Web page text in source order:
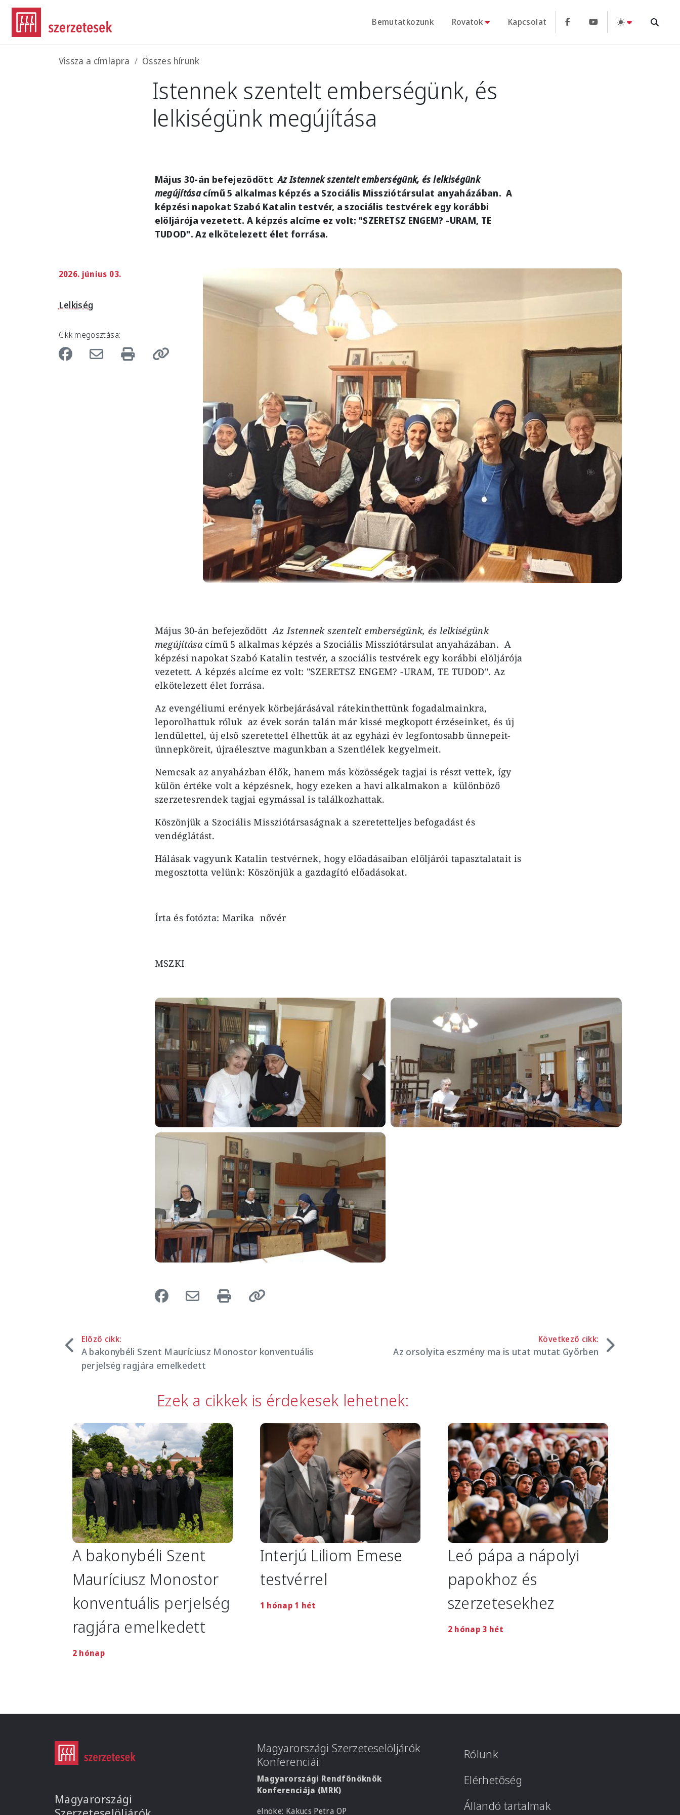
Ugrás a tartalomra
Bemutatkozunk Rovatok Kapcsolat
Morzsa
Vissza a címlapra Összes hírünk
Istennek szentelt emberségünk, és
lelkiségünk megújítása
Május 30-án befejeződött Az Istennek szentelt emberségünk, és lelkiségünk
megújításacímű 5 alkalmas képzés a Szociális Missziótársulat anyaházában. A
képzési napokat Szabó Katalin testvér, a szociális testvérek egy korábbi
elöljárója vezetett. A képzés alcíme ez volt: "SZERETSZ ENGEM? -URAM, TE
TUDOD". Az elkötelezett élet forrása.
2026. június 03.
Lelkiség
Cikk megosztása:
Image
Május 30-án befejeződött Az Istennek szentelt emberségünk, és lelkiségünk
megújítása című 5 alkalmas képzés a Szociális Missziótársulat anyaházában. A
képzési napokat Szabó Katalin testvér, a szociális testvérek egy korábbi elöljárója
vezetett. A képzés alcíme ez volt: "SZERETSZ ENGEM? -URAM, TE TUDOD". Az
elkötelezett élet forrása.
Az evengéliumi erények körbejárásával rátekinthettünk fogadalmainkra,
leporolhattuk róluk az évek során talán már kissé megkopott érzéseinket, és új
lendülettel, új első szeretettel élhettük át az egyházi év legfontosabb ünnepeit-
ünnepköreit, újraélesztve magunkban a Szentlélek kegyelmeit.
Nemcsak az anyaházban élők, hanem más közösségek tagjai is részt vettek, így
külön értéke volt a képzésnek, hogy ezeken a havi alkalmakon a különböző
szerzetesrendek tagjai egymással is találkozhattak.
Köszönjük a Szociális Missziótársaságnak a szeretetteljes befogadást és
vendéglátást.
Hálásak vagyunk Katalin testvérnek, hogy előadásaiban elöljárói tapasztalatait is
megosztotta velünk: Köszönjük a gazdagító előadásokat.
Írta és fotózta: Marika nővér
MSZKI
Image Image
Image
Előző cikk:
A bakonybéli Szent Mauríciusz Monostor konventuális
perjelség ragjára emelkedett
Következő cikk:
Az orsolyita eszmény ma is utat mutat Győrben
Ezek a cikkek is érdekesek lehetnek:
Image
A bakonybéli Szent
Mauríciusz Monostor
konventuális perjelség
ragjára emelkedett
2 hónap
Image
Interjú Liliom Emese
testvérrel
1 hónap 1 hét
Image
Leó pápa a nápolyi
papokhoz és
szerzetesekhez
2 hónap 3 hét
Magyarországi
Magyarországi Szerzeteselöljárók
Konferenciái:
Magyarországi Rendfőnöknők
Konferenciája (MRK)
elnöke: Kakucs Petra OP
Rólunk
Elérhetőség
Állandó tartalmak